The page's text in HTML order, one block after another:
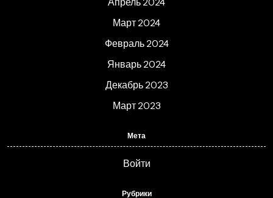
Март 2024
Февраль 2024
Январь 2024
Декабрь 2023
Март 2023
Мета
Войти
Рубрики